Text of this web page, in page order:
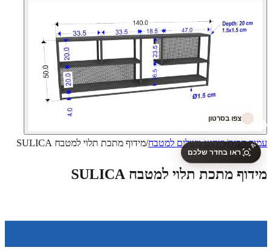
✨
ראו בחדר שלכם
צפו בסרטון
עמוד הבית/ריהוט משלים למטבח/מידוף מתכת תלוי למטבח SULICA
מידוף מתכת תלוי למטבח SULICA